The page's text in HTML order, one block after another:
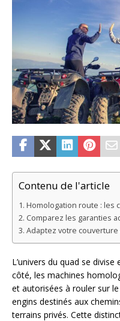
Contenu de l'article
Homologation route : les
Comparez les garanties
Adaptez votre
L’univers du quad se
côté, les machines
et autorisées à rouler sur
engins destinés aux
terrains privés. Cette